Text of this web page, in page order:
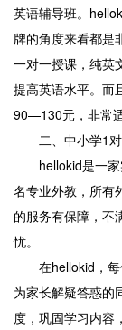
英语辅导班。
牌的角度来看都是
一对一授课，纯英
提高英语水平。而
90—130元，非常
二、中小学1对
hellokid是一家
名专业外教，所有
的服务有保障，不
忧。
在hellokid，每
为家长解疑答惑的
度，巩固学习内容